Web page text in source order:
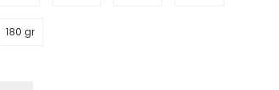
180 gr